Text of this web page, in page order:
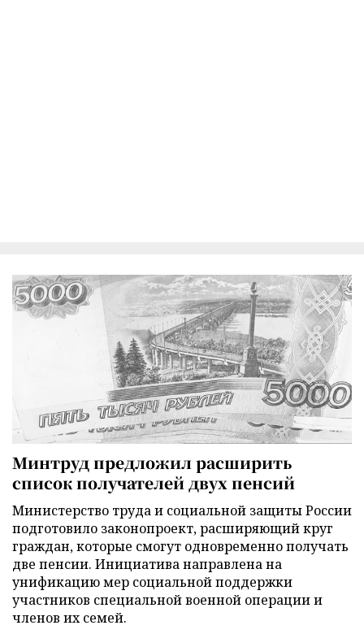
Минтруд предложил расширить
список получателей двух пенсий
Министерство труда и социальной защиты России
подготовило законопроект, расширяющий круг
граждан, которые смогут одновременно получать
две пенсии. Инициатива направлена на
унификацию мер социальной поддержки
участников специальной военной операции и
членов их семей.